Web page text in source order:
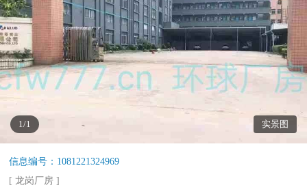
1/1 实景图
信息编号：1081221324969
[ 龙岗厂房 ]